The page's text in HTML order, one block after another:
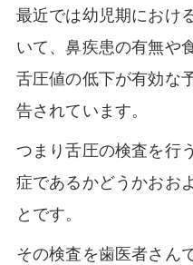
最近では幼児期におけ
いて、鼻疾患の有無や
舌圧値の低下が有効な
告されています。
つまり舌圧の検査を行
症であるかどうかおお
とです。
その検査を歯医者さん